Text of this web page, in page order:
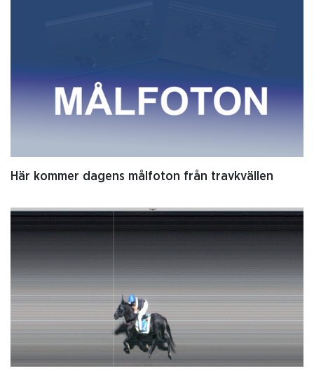
Här kommer dagens målfoton från travkvällen